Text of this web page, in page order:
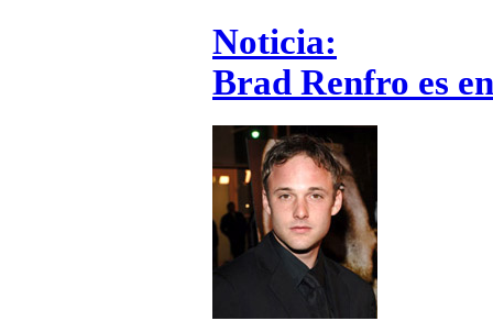
Noticia:
Brad Renfro es